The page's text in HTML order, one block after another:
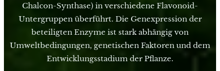
Chalcon-Synthase) in verschiedene Flavonoid-
Untergruppen überführt. Die Genexpression der
beteiligten Enzyme ist stark abhängig von
Umweltbedingungen, genetischen Faktoren und dem
Entwicklungsstadium der Pflanze.